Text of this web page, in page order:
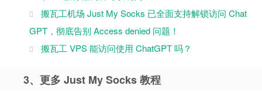
搬瓦工机场 Just My Socks 已全面支持解锁访问 Chat
GPT，彻底告别 Access denied 问题！
搬瓦工 VPS 能访问使用 ChatGPT 吗？
3、更多 Just My Socks 教程